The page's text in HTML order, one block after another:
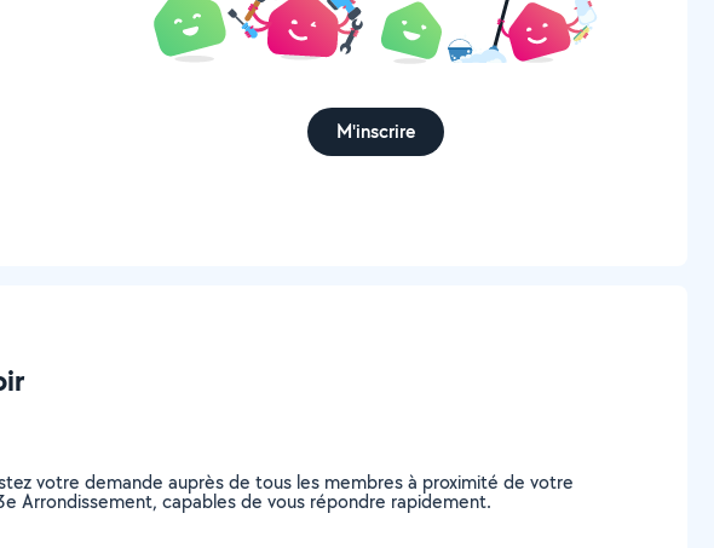
M'inscrire
votre demande auprès de tous les membres à proximité de votre
Arrondissement, capables de vous répondre rapidement.